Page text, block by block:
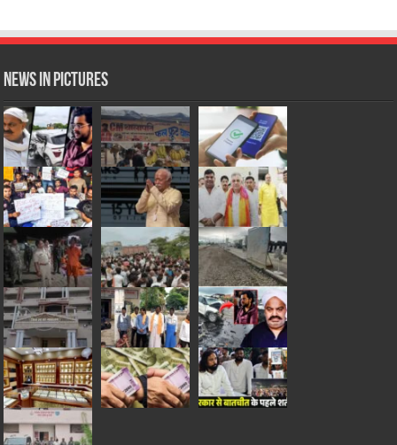
News in Pictures